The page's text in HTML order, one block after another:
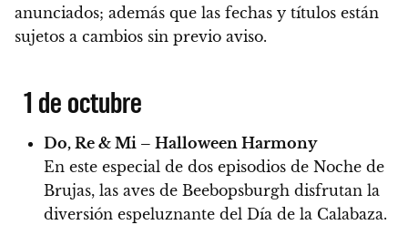
anunciados; además que las fechas y títulos están
sujetos a cambios sin previo aviso.
1 de octubre
Do, Re & Mi – Halloween Harmony
En este especial de dos episodios de Noche de
Brujas, las aves de Beebopsburgh disfrutan la
diversión espeluznante del Día de la Calabaza.